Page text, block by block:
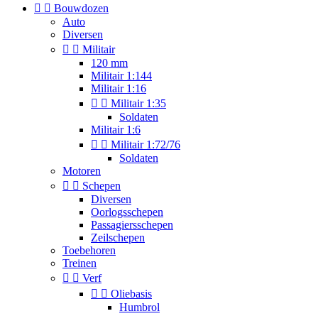
  Bouwdozen
Auto
Diversen
  Militair
120 mm
Militair 1:144
Militair 1:16
  Militair 1:35
Soldaten
Militair 1:6
  Militair 1:72/76
Soldaten
Motoren
  Schepen
Diversen
Oorlogsschepen
Passagiersschepen
Zeilschepen
Toebehoren
Treinen
  Verf
  Oliebasis
Humbrol